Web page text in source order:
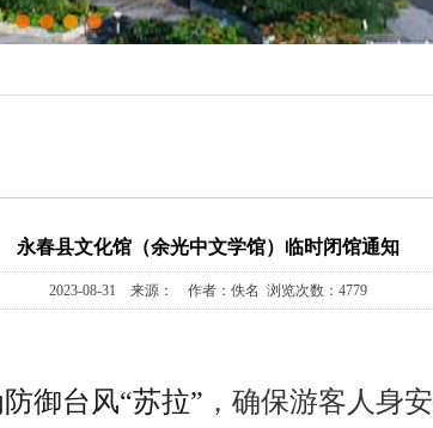
永春县文化馆（余光中文学馆）临时闭馆通知
2023-08-31 来源： 作者：佚名 浏览次数：4779
御台风“苏拉” ，确保游客人身